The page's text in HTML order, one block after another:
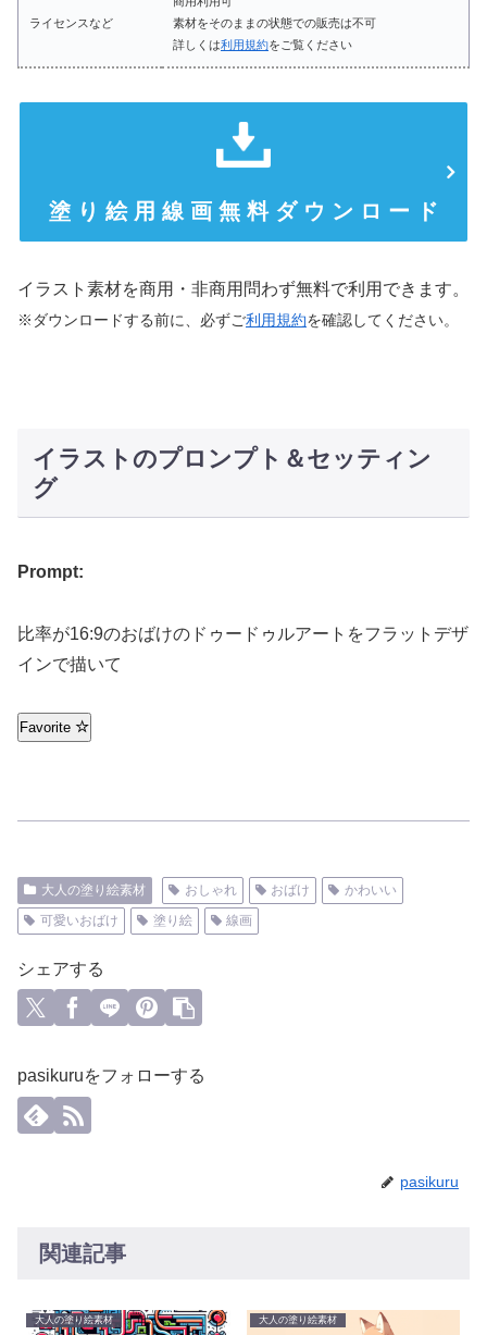
ライセンスなど
素材をそのままの状態での販売は不可
詳しくは利用規約をご覧ください
塗 り 絵 用 線 画 無 料 ダ ウ ン ロ ー ド
イラスト素材を商用・非商用問わず無料で利用できます。
※ダウンロードする前に、必ずご利用規約を確認してください。
イラストのプロンプト＆セッティン
グ
Prompt:
比率が16:9のおばけのドゥードゥルアートをフラットデザ
インで描いて
Favorite
大人の塗り絵素材 おしゃれ おばけ
かわいい
可愛いおばけ
塗り絵 線画
シェアする
pasikuruをフォローする
pasikuru
関連記事
大人の塗り絵素材 大人の塗り絵素材